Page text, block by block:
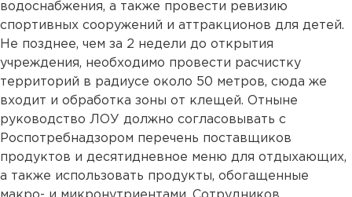
водоснабжения, а также провести ревизию
спортивных сооружений и аттракционов для детей.
Не позднее, чем за 2 недели до открытия
учреждения, необходимо провести расчистку
территорий в радиусе около 50 метров, сюда же
входит и обработка зоны от клещей. Отныне
руководство ЛОУ должно согласовывать с
Роспотребнадзором перечень поставщиков
продуктов и десятидневное меню для отдыхающих,
а также использовать продукты, обогащенные